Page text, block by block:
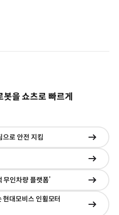
을 쇼츠로 빠르게
으로 안전 지킴
현재
이동
현재
이동
무인차량 플랫폼’
현재
이동
현대모비스 인휠모터
현재